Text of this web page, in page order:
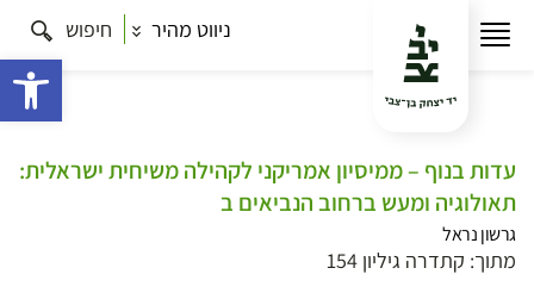
ניווט מהיר חיפוש
עדות בנוף – ממיסיון אמריקני לקהילה משיחית ישראלית:
תאולוגיה ומעש ברחוב הנביאים ב
גרשון נראל
מתוך: קתדרה גיליון 154